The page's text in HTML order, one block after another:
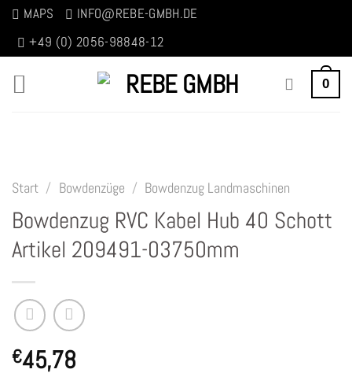
Zum
Inhalt
springen
MAPS
INFO@REBE-GMBH.DE
+49 (0) 2056-98848-12
0
Start / Bowdenzüge / Bowdenzug Landmaschinen
Bowdenzug RVC Kabel Hub 40 Schott
Artikel 209491-03750mm
€45,78